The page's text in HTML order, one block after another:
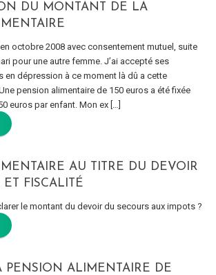
DU MONTANT DE LA
octobre 2008 avec consentement mutuel, suite
pour une autre femme. J’ai accepté ses
en dépression à ce moment là dû a cette
pension alimentaire de 150 euros a été fixée
euros par enfant. Mon ex […]
AU TITRE DU DEVOIR
ET FISCALITÉ
le montant du devoir du secours aux impots ?
PENSION ALIMENTAIRE DE